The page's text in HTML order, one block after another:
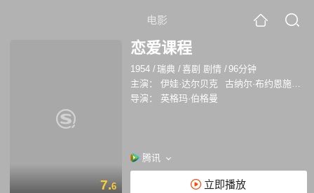
电影
7.6
恋爱课程
1954 /瑞典 /喜剧 剧情 /96分钟
主演：
伊娃·达尔贝克
古纳尔·布约恩施特兰德
导演：
英格玛·伯格曼
腾讯
立即播放